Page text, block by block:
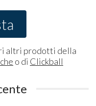
altri prodotti della
o di Clickball